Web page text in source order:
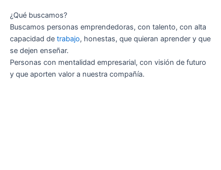
¿Qué buscamos?
Buscamos personas emprendedoras, con talento, con alta
capacidad de trabajo, honestas, que quieran aprender y que
se dejen enseñar.
Personas con mentalidad empresarial, con visión de futuro
y que aporten valor a nuestra compañía.